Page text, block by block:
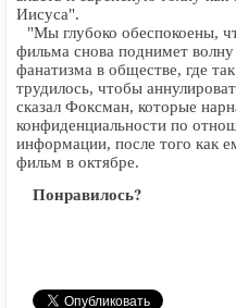
Иисуса".
"Мы глубоко обеспокоены,
фильма снова поднимет
фанатизма в обществе, где
трудилось, чтобы
сказал Фоксман, которые
конфиденциальности по
информации, после того как
фильм в октябре.
Понравилось?